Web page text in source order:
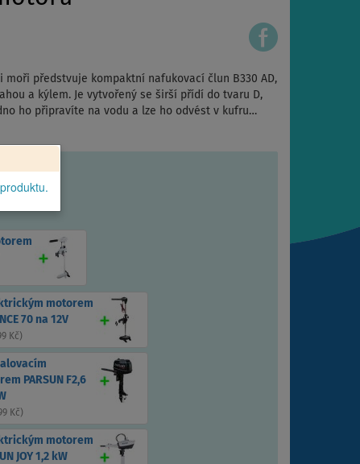
předstvuje kompaktní nafukovací člun B330 AD,
a kýlem. Je vytvořený se širší přídí do tvaru D,
ho připravíte na vodu a lze ho odvést v kufru…
motorem
70 na 12V
Kč)
PARSUN F2,6
Kč)
motorem
JOY 1,2 kW